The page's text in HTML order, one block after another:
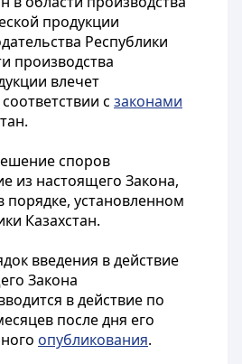
продукции
Республики
производства
влечет
с законами
споров
из настоящего Закона,
порядке, установленном
Казахстан.
введения в действие
Закона
в действие по
после дня его
опубликования.